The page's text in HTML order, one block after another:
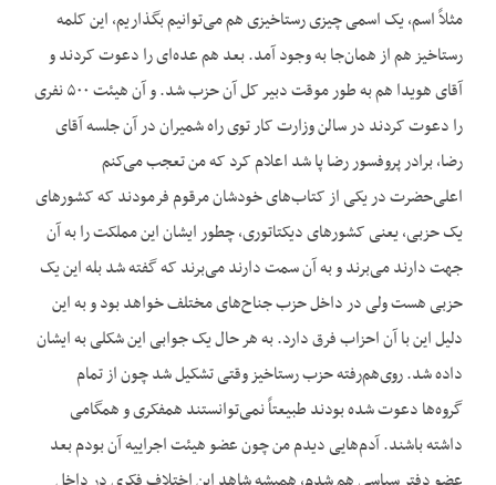
مثلاً اسم، یک اسمی چیزی رستاخیزی هم می‌توانیم بگذاریم، این کلمه
رستاخیز هم از همان‌جا به وجود آمد. بعد هم عده‌ای را دعوت کردند و
آقای هویدا هم به طور موقت دبیر کل آن حزب شد. و آن هیئت ۵۰۰ نفری
را دعوت کردند در سالن وزارت کار توی راه شمیران در آن جلسه آقای
رضا، برادر پروفسور رضا پا شد اعلام کرد که من تعجب می‌کنم
اعلی‌حضرت در یکی از کتاب‌های خودشان مرقوم فرمودند که کشورهای
یک حزبی، یعنی کشورهای دیکتاتوری، چطور ایشان این مملکت را به آن
جهت دارند می‌برند و به آن سمت دارند می‌برند که گفته شد بله این یک
حزبی هست ولی در داخل حزب جناح‌های مختلف خواهد بود و به این
دلیل این با آن احزاب فرق دارد. به هر حال یک جوابی این شکلی به ایشان
داده شد. روی‌هم‌رفته حزب رستاخیز وقتی تشکیل شد چون از تمام
گروه‌ها دعوت شده بودند طبیعتاً نمی‌توانستند همفکری و همگامی
داشته باشند. آدم‌هایی دیدم من چون عضو هیئت اجراییه آن بودم بعد